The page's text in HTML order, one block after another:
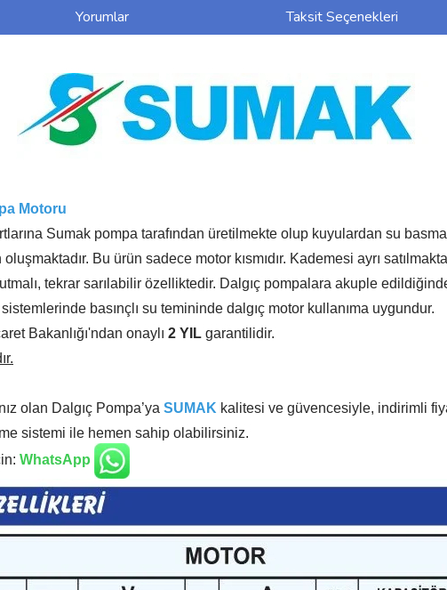
Yorumlar Taksit Seçenekleri
Motoru
Sumak pompa tarafından üretilmekte olup kuyulardan su
Bu ürün sadece motor kısmıdır. Kademesi ayrı
tekrar sarılabilir özelliktedir. Dalgıç pompalara akuple
basınçlı su temininde dalgıç motor kullanıma uygundur.
Bakanlığı'ndan onaylı 2 YIL garantilidir.
olan Dalgıç Pompa’ya SUMAK kalitesi ve güvencesiyle, indirimli
sistemi ile hemen sahip olabilirsiniz.
WhatsApp